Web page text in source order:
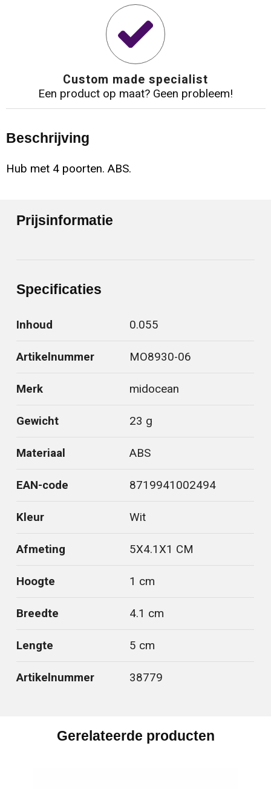
Custom made specialist
Een product op maat? Geen probleem!
Beschrijving
Hub met 4 poorten. ABS.
Prijsinformatie
Specificaties
Inhoud 0.055
Artikelnummer MO8930-06
Merk midocean
Gewicht 23 g
Materiaal ABS
EAN-code 8719941002494
Kleur Wit
Afmeting 5X4.1X1 CM
Hoogte 1 cm
Breedte 4.1 cm
Lengte 5 cm
Artikelnummer 38779
Gerelateerde producten